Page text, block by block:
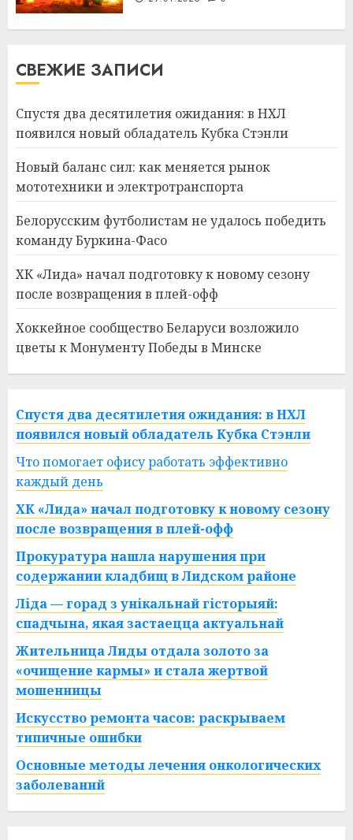
СВЕЖИЕ ЗАПИСИ
Спустя два десятилетия ожидания: в НХЛ
появился новый обладатель Кубка Стэнли
Новый баланс сил: как меняется рынок
мототехники и электротранспорта
Белорусским футболистам не удалось победить
команду Буркина-Фасо
ХК «Лида» начал подготовку к новому сезону
после возвращения в плей-офф
Хоккейное сообщество Беларуси возложило
цветы к Монументу Победы в Минске
Спустя два десятилетия ожидания: в НХЛ
появился новый обладатель Кубка Стэнли
Что помогает офису работать эффективно
каждый день
ХК «Лида» начал подготовку к новому сезону
после возвращения в плей-офф
Прокуратура нашла нарушения при
содержании кладбищ в Лидском районе
Ліда — горад з унікальнай гісторыяй:
спадчына, якая застаецца актуальнай
Жительница Лиды отдала золото за
«очищение кармы» и стала жертвой
мошенницы
Искусство ремонта часов: раскрываем
типичные ошибки
Основные методы лечения онкологических
заболеваний